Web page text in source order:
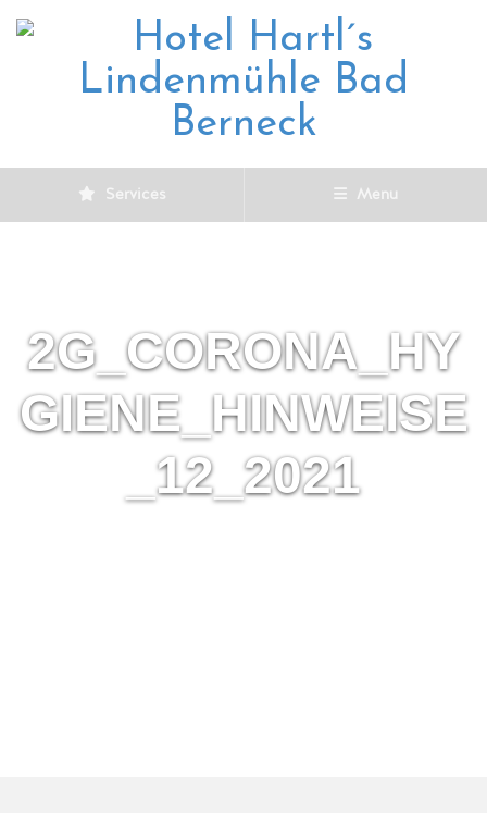
Services Menu
2G_CORONA_HY
GIENE_HINWEISE
_12_2021